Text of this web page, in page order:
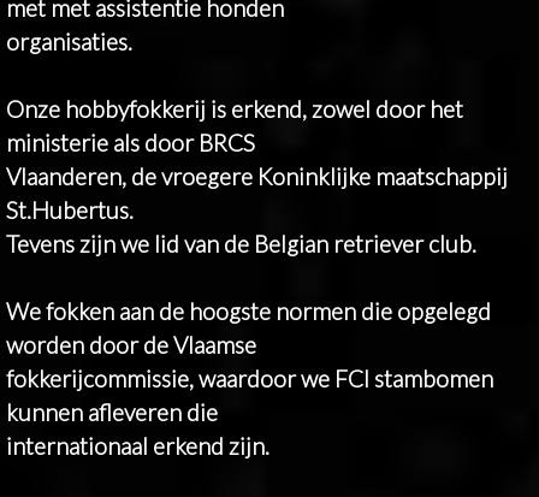
met met assistentie honden
organisaties.
Onze hobbyfokkerij is erkend, zowel door het
ministerie als door BRCS
Vlaanderen, de vroegere Koninklijke maatschappij
St.Hubertus.
Tevens zijn we lid van de Belgian retriever club.
We fokken aan de hoogste normen die opgelegd
worden door de Vlaamse
fokkerijcommissie, waardoor we FCI stambomen
kunnen afleveren die
internationaal erkend zijn.